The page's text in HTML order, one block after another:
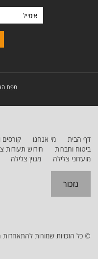
מפת
דף הבית מי אנחנו קורסים
ביטוח וחברות
חידוש תעודות
מועדוני צלילה
מגזין צלילה
נזכור
© כל הזכויות שמורות